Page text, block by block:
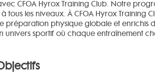
CFOA Hyrox Training Club. Notre
les niveaux. À CFOA Hyrox Training
préparation physique globale et enrichis
sportif où chaque entraînement